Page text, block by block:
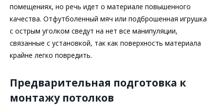
помещениях, но речь идет о материале повышенного
качества. Отфутболенный мяч или подброшенная игрушка
с острым уголком сведут на нет все манипуляции,
связанные с установкой, так как поверхность материала
крайне легко повредить.
Предварительная подготовка к
монтажу потолков